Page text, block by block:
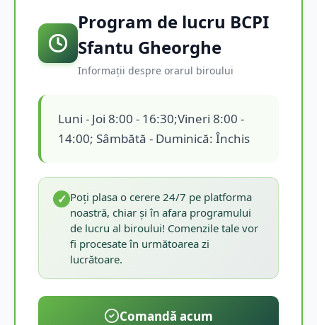
Program de lucru BCPI
Sfantu Gheorghe
Informații despre orarul biroului
Luni - Joi 8:00 - 16:30;Vineri 8:00 -
14:00; Sâmbătă - Duminică: Închis
✓ Poți plasa o cerere 24/7 pe platforma
noastră, chiar și în afara programului
de lucru al biroului! Comenzile tale vor
fi procesate în următoarea zi
lucrătoare.
Comandă acum